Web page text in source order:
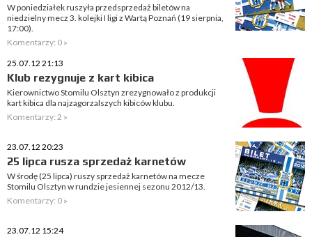
W poniedziałek ruszyła przedsprzedaż biletów na
niedzielny mecz 3. kolejki I ligi z Wartą Poznań (19 sierpnia,
17:00).
Komentarzy: 0 »
25.07.12 21:13
Klub rezygnuje z kart kibica
Kierownictwo Stomilu Olsztyn zrezygnowało z produkcji
kart kibica dla najzagorzalszych kibiców klubu.
Komentarzy: 2 »
23.07.12 20:23
25 lipca rusza sprzedaż karnetów
W środę (25 lipca) ruszy sprzedaż karnetów na mecze
Stomilu Olsztyn w rundzie jesiennej sezonu 2012/13.
Komentarzy: 0 »
23.07.12 15:24